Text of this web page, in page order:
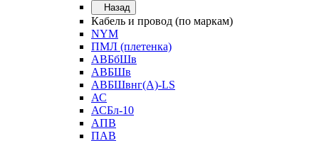
Назад
Кабель и провод (по маркам)
NYM
ПМЛ (плетенка)
АВБбШв
АВБШв
АВБШвнг(А)-LS
АС
АСБл-10
АПВ
ПАВ